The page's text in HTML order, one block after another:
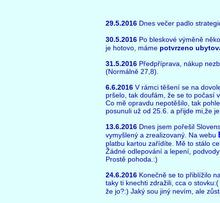
29.5.2016 Dnes večer padlo
30.5.2016 Po bleskové výměně
je hotovo, máme potvrzeno
31.5.2016 Předpříprava, nákup
(Normálně 27,8).
6.6.2016 V rámci těšení se na
pršelo, tak doufám, že se to počasí
Co mě opravdu nepotěšilo, tak
posunuli už od 25.6. a přijde mi,že
13.6.2016 Dnes jsem pořešil
vymyšlený a zrealizovaný. Na webu
platbu kartou zařídíte. Mě to stálo
Žádné odlepování a lepení,
Prostě pohoda.:)
24.6.2016 Konečně se to přiblížilo
taky ti knechti zdražili, cca o
že jo?:) Jaký sou jiný nevím, ale